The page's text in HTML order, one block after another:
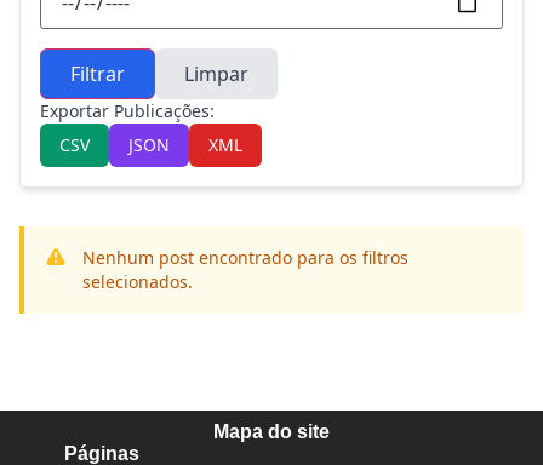
Filtrar Limpar
Exportar Publicações:
CSV
JSON XML
Nenhum post encontrado para os filtros
selecionados.
Mapa do site
Páginas